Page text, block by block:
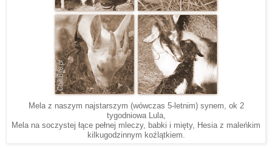
Mela z naszym najstarszym (wówczas 5-letnim) synem, ok 2
tygodniowa Lula,
Mela na soczystej łące pełnej mleczy, babki i mięty, Hesia z maleńkim
kilkugodzinnym koźlątkiem.